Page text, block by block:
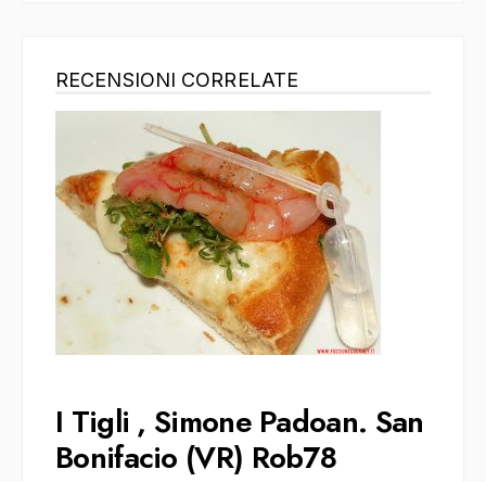
RECENSIONI CORRELATE
I Tigli , Simone Padoan. San
Bonifacio (VR) Rob78